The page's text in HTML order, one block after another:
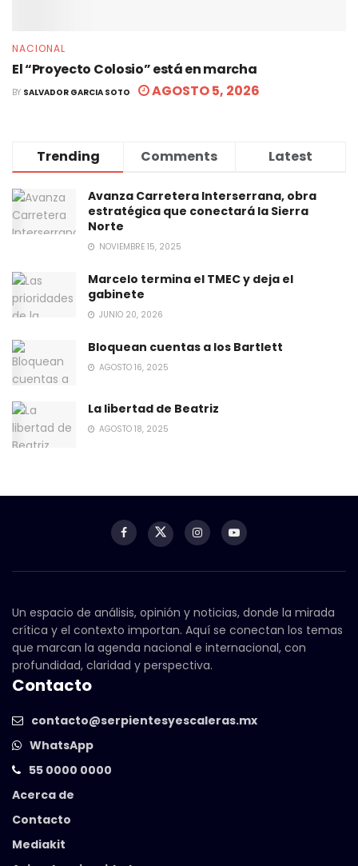
NACIONAL
El “Proyecto Colosio” está en marcha
BY SALVADOR GARCIA SOTO AGOSTO 5, 2026
Trending Comments Latest
Avanza Carretera Interserrana, obra
estratégica que conectará la Sierra
Norte
NOVIEMBRE 15, 2025
Marcelo termina el TMEC y deja el
gabinete
JUNIO 20, 2026
Bloquean cuentas a los Bartlett
AGOSTO 16, 2025
La libertad de Beatriz
AGOSTO 18, 2025
Un espacio de análisis, opinión y noticias, donde la mirada
crítica y el contexto importan. Aquí se conectan los temas
que marcan la agenda nacional e internacional, con
profundidad, claridad y perspectiva.
Contacto
contacto@serpientesyescaleras.mx
WhatsApp
55 0000 0000
Acerca de
Contacto
Mediakit